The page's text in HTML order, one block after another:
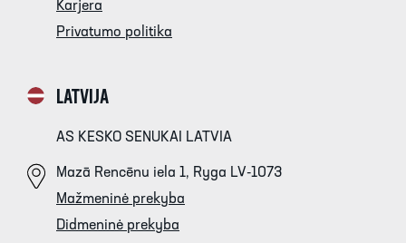
Karjera
Privatumo politika
LATVIJA
AS KESKO SENUKAI LATVIA
Mazā Rencēnu iela 1, Ryga LV-1073
Mažmeninė prekyba
Didmeninė prekyba